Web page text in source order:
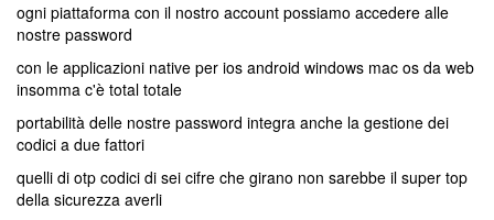
ogni piattaforma con il nostro account possiamo accedere alle
nostre password
con le applicazioni native per ios android windows mac os da web
insomma c'è total totale
portabilità delle nostre password integra anche la gestione dei
codici a due fattori
quelli di otp codici di sei cifre che girano non sarebbe il super top
della sicurezza averli